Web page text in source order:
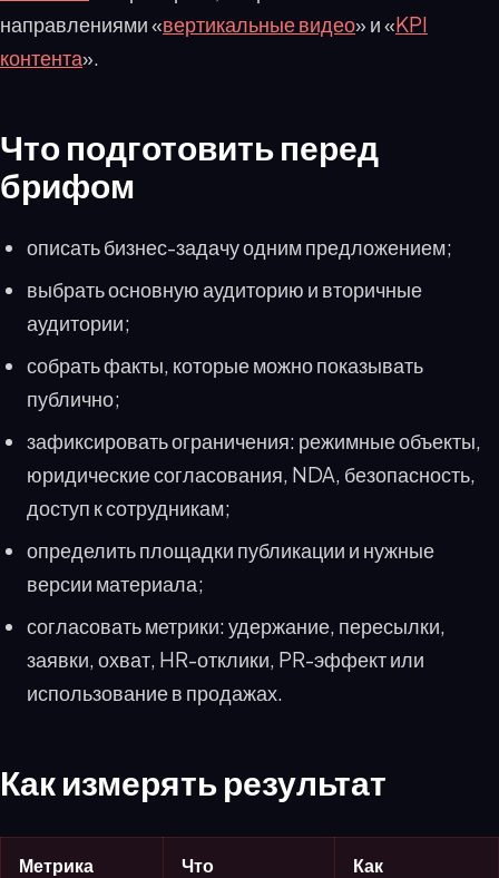
направлениями «вертикальные видео» и «KPI
контента».
Что подготовить перед
брифом
описать бизнес-задачу одним предложением;
выбрать основную аудиторию и вторичные
аудитории;
собрать факты, которые можно показывать
публично;
зафиксировать ограничения: режимные объекты,
юридические согласования, NDA, безопасность,
доступ к сотрудникам;
определить площадки публикации и нужные
версии материала;
согласовать метрики: удержание, пересылки,
заявки, охват, HR-отклики, PR-эффект или
использование в продажах.
Как измерять результат
Метрика
Что
Как